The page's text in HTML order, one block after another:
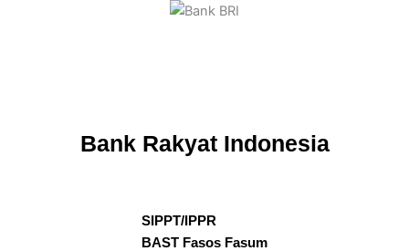
Bank Rakyat Indonesia
SIPPT/IPPR
BAST Fasos Fasum